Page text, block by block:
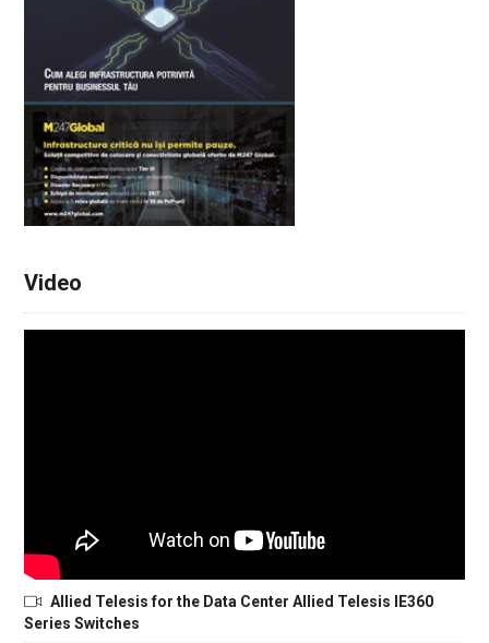
Video
Allied Telesis for the Data Center Allied Telesis IE360
Series Switches